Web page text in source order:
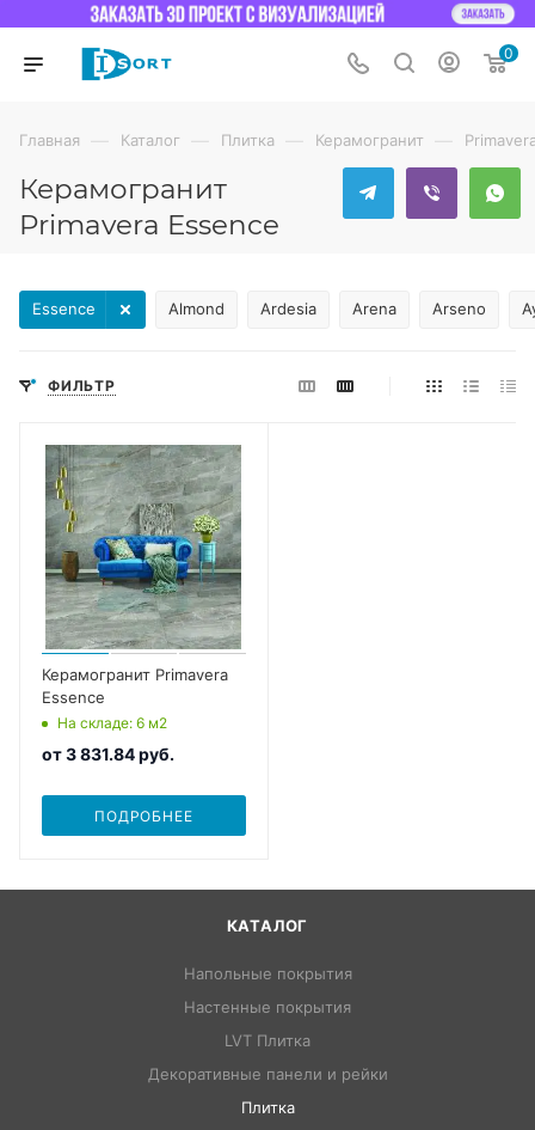
0
Главная — Каталог — Плитка — Керамогранит —
Керамогранит
Primavera Essence
Almond Ardesia Arena Arseno
Essence
ФИЛЬТР
Керамогранит Primavera
Essence
На складе: 6 м2
от3 831.84 руб.
ПОДРОБНЕЕ
КАТАЛОГ
Напольные покрытия
Настенные покрытия
LVT Плитка
Декоративные панели и рейки
Плитка